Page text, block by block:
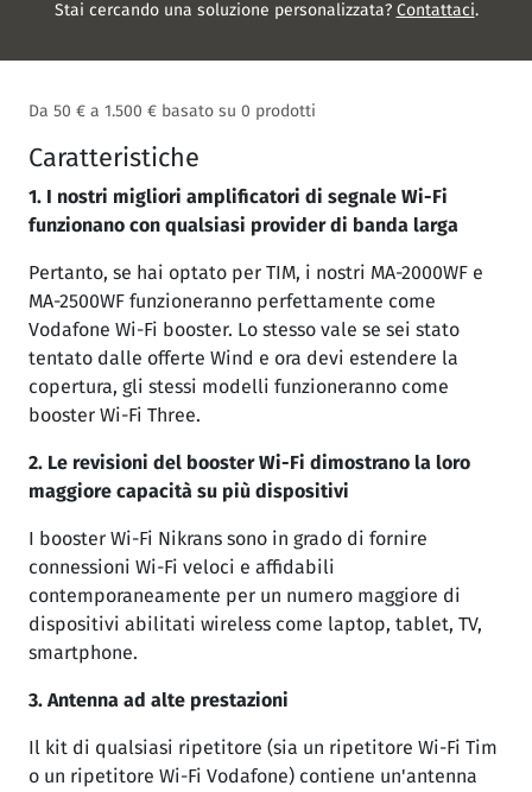
Stai cercando una soluzione personalizzata? Contattaci.
Da 50 € a 1.500 € basato su 0 prodotti
Caratteristiche
1. I nostri migliori amplificatori di segnale Wi-Fi
funzionano con qualsiasi provider di banda larga
Pertanto, se hai optato per TIM, i nostri MA-2000WF e
MA-2500WF funzioneranno perfettamente come
Vodafone Wi-Fi booster. Lo stesso vale se sei stato
tentato dalle offerte Wind e ora devi estendere la
copertura, gli stessi modelli funzioneranno come
booster Wi-Fi Three.
2. Le revisioni del booster Wi-Fi dimostrano la loro
maggiore capacità su più dispositivi
I booster Wi-Fi Nikrans sono in grado di fornire
connessioni Wi-Fi veloci e affidabili
contemporaneamente per un numero maggiore di
dispositivi abilitati wireless come laptop, tablet, TV,
smartphone.
3. Antenna ad alte prestazioni
Il kit di qualsiasi ripetitore (sia un ripetitore Wi-Fi Tim
o un ripetitore Wi-Fi Vodafone) contiene un'antenna